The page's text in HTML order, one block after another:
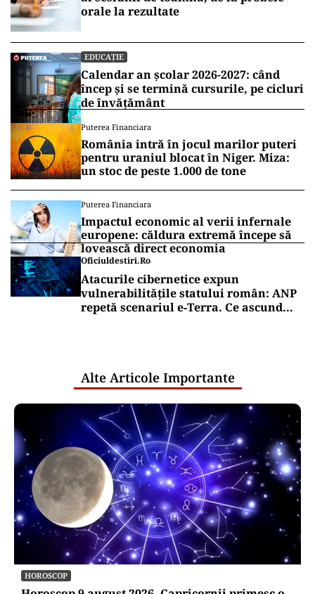
condiționat participarea elevilor la astfel de
cursuri de acordul scris al părinților. Şeful
statului atrage atenţia că în forma actuală, legea
a eliminat componenta de educaţie pentru
sănătate sexuală.
Vrei să fii mereu la curent cu toate știrile? Urmărește
Puterea.ro și pe canalul de WhatsApp
EDUCAȚIE
Bacalaureat 2026: calendarul complet
al sesiunii de toamnă, de la probele
orale la rezultate
EDUCAȚIE
Calendar an școlar 2026-2027: când
încep și se termină cursurile, pe cicluri
de învățământ
un stoc de peste 1.000 de tone
Puterea Financiara
Impactul economic al verii infernale
europene: căldura extremă începe să
lovească direct economia
Oficiuldestiri.ro
Atacurile cibernetice expun
vulnerabilitățile statului român: ANP
repetă scenariul e‑Terra. Ce ascund
comunicările oficiale și cine răspunde
pentru mentenanța IT a instituțiilor
publice
Alte Articole Importante